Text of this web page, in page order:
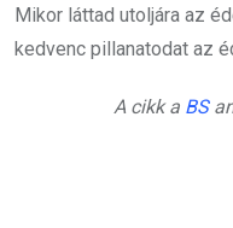
Mikor láttad utoljára az
kedvenc pillanatodat az
A cikk a BS